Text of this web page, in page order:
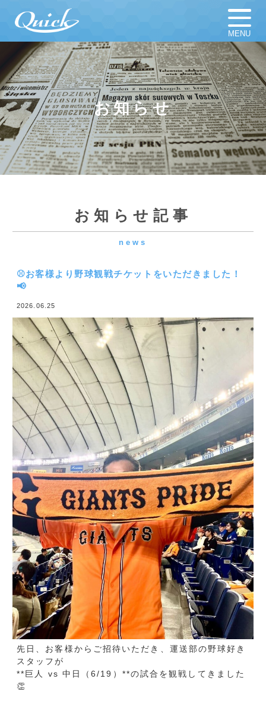
ホーム 足場材販売
足場材買取 足場材リース
仮設計画図 お知らせ
足場資材 新着新品／中古資材一覧
会社概要 採用情報
お知らせ
お知らせ記事
news
先日、お客様からご招待いただき、運送部の野球好き
スタッフが
**巨人 vs 中日（6/19）**の試合を観戦してきました
👏
会場に一歩入ると、選手たちの迫力あるプレーはもち
ろん、スタンド全体の熱気や歓声に圧倒…！
大きな声援や拍手が響き渡る中、試合の流れに合わせ
て会場が一体となって盛り上がる空間は、テレビでは
味わえない特別な臨場感でした⚾🔥
そして、観戦のお供といえば…やっぱりキンキンに冷
えたビール🍺
熱気あふれるスタジアムで飲む一杯は格別ですね✨
楽しい時間を過ごさせていただき、ありがとうござい
ました！
これからもお客様とのご縁を大切にしながら、仕事に